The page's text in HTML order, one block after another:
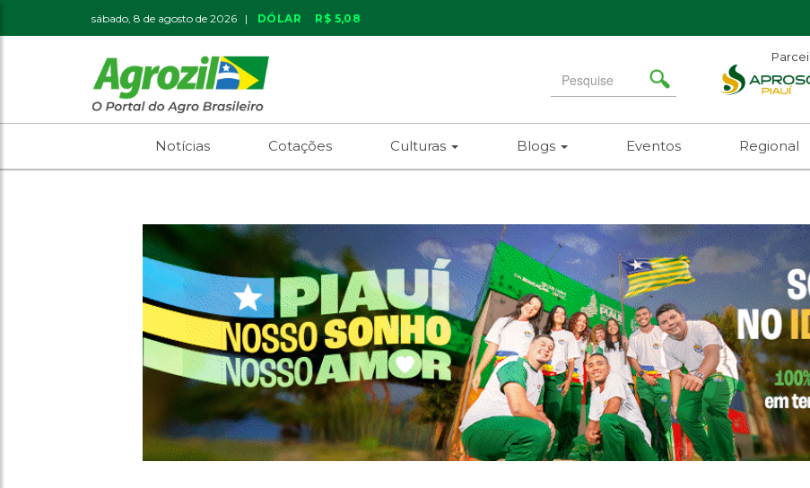
sábado, 8 de agosto de 2026 | DÓLAR R$ 5,08
Search
for
Notícias Cotações Culturas Blogs Eventos Regional